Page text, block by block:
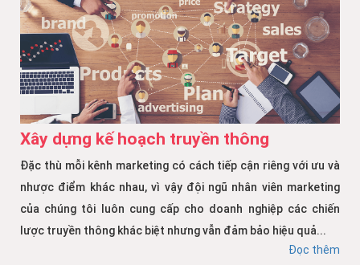
Xây dựng kế hoạch truyền thông
Đặc thù mỗi kênh marketing có cách tiếp cận riêng với ưu và
nhược điểm khác nhau, vì vậy đội ngũ nhân viên marketing
của chúng tôi luôn cung cấp cho doanh nghiệp các chiến
lược truyền thông khác biệt nhưng vẫn đảm bảo hiệu quả...
Đọc thêm